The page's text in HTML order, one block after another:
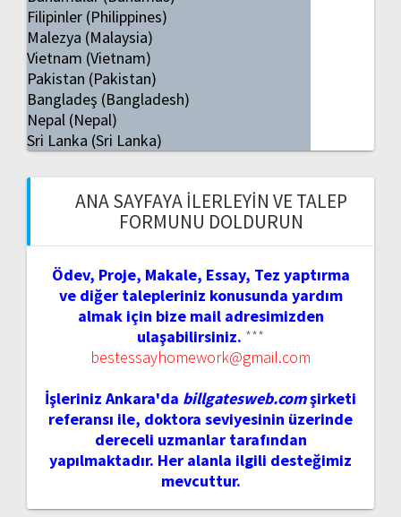
Filipinler (Philippines)
Malezya (Malaysia)
Vietnam (Vietnam)
Pakistan (Pakistan)
Bangladeş (Bangladesh)
Nepal (Nepal)
Sri Lanka (Sri Lanka)
ANA SAYFAYA İLERLEYIN VE TALEP
FORMUNU DOLDURUN
Ödev, Proje, Makale, Essay, Tez yaptırma
ve diğer talepleriniz konusunda yardım
almak için bize mail adresimizden
ulaşabilirsiniz. ***
bestessayhomework@gmail.com
İşleriniz Ankara'da billgatesweb.comşirketi
referansı ile, doktora seviyesinin üzerinde
dereceli uzmanlar tarafından
yapılmaktadır. Her alanla ilgili desteğimiz
mevcuttur.